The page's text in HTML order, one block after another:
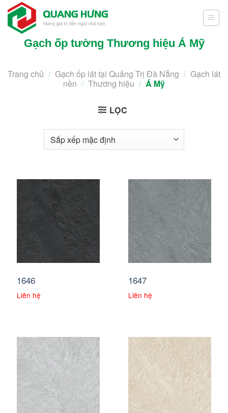
Skip
content
Gạch ốp tường Thương hiệu Á Mỹ
Trang chủ / Gạch ốp lát tại Quảng Trị Đà Nẵng / Gạch lát
nền / Thương hiệu / Á Mỹ
LỌC
1646
Liên hệ
1647
Liên hệ